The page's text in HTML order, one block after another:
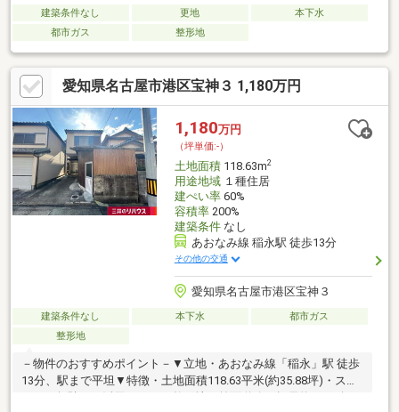
建築条件なし 更地
本下水
都市ガス
整形地
愛知県名古屋市港区宝神３ 1,180万円
1,180万円
（坪単価:-）
土地面積118.63m2
用途地域１種住居
建ぺい率60%
容積率200%
建築条件なし
あおなみ線 稲永駅 徒歩13分
その他の交通
愛知県名古屋市港区宝神３
建築条件なし 本下水
都市ガス
整形地
－物件のおすすめポイント－▼立地・あおなみ線「稲永」駅 徒歩
13分、駅まで平坦▼特徴・土地面積118.63平米(約35.88坪)・スペ